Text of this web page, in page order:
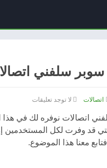
سلفني اتصالات
اتصالات لا توجد تعليقات
اتصالات نوفره لك في
قد وفرت لكل المستخدمين
معنا هذا الموضوع.